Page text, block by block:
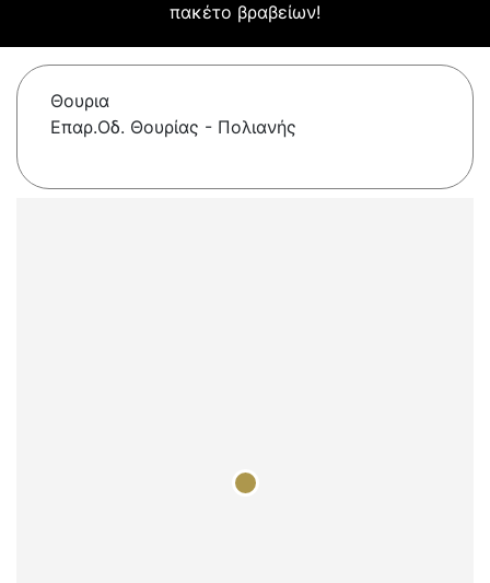
πακέτο βραβείων!
Θουρια
Επαρ.Οδ. Θουρίας - Πολιανής